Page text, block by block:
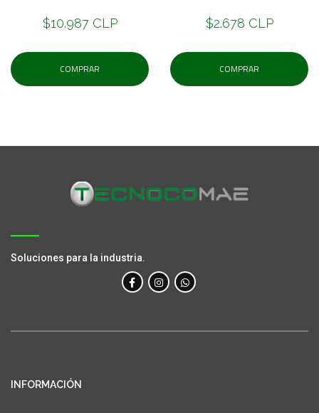
$10.987 CLP
COMPRAR
$2.678 CLP
COMPRAR
Soluciones para la industria.
INFORMACIÓN